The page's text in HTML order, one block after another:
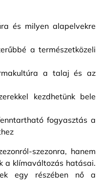
és milyen alapelvekre
a természetközeli
a talaj és az
kezdhetünk bele
fogyasztás a
szezonra, hanem
a klímaváltozás hatásai.
egy részében nő a